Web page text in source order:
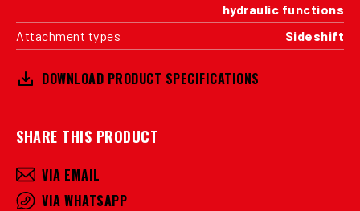
hydraulic functions
Attachment types
Sideshift
DOWNLOAD PRODUCT SPECIFICATIONS
SHARE THIS PRODUCT
VIA EMAIL
VIA WHATSAPP